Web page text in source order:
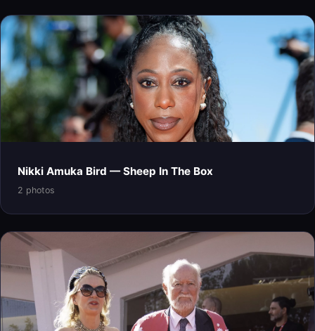
Nikki Amuka Bird — Sheep In The Box
2 photos